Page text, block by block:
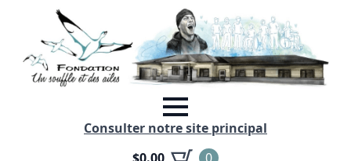
Consulter notre site principal